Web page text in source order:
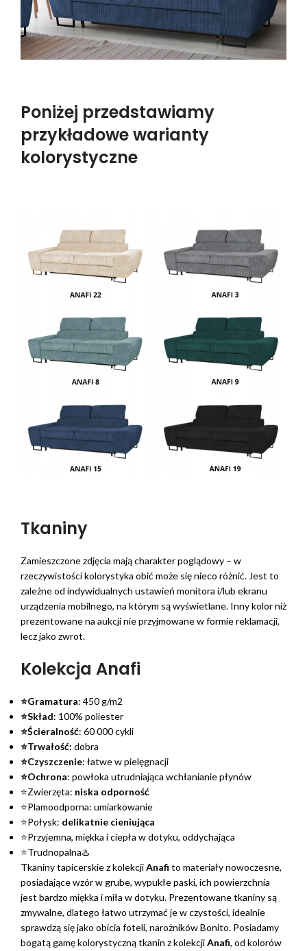
Poniżej przedstawiamy
przykładowe warianty
kolorystyczne
Tkaniny
Zamieszczone zdjęcia mają charakter poglądowy – w
rzeczywistości kolorystyka obić może się nieco różnić. Jest to
zależne od indywidualnych ustawień monitora i/lub ekranu
urządzenia mobilnego, na którym są wyświetlane. Inny kolor niż
prezentowane na aukcji nie przyjmowane w formie reklamacji,
lecz jako zwrot.
Kolekcja Anafi
⭐Gramatura: 450 g/m2
⭐Skład: 100% poliester
⭐Ścieralność: 60 000 cykli
⭐Trwałość: dobra
⭐Czyszczenie: łatwe w pielęgnacji
⭐Ochrona: powłoka utrudniająca wchłanianie płynów
⭐Zwierzęta: niska odporność
⭐Plamoodporna: umiarkowanie
⭐Połysk: delikatnie cieniująca
⭐Przyjemna, miękka i ciepła w dotyku, oddychająca
⭐Trudnopalna♨️
Tkaniny tapicerskie z kolekcjiAnafi to materiały nowoczesne,
posiadające wzór w grube, wypukłe paski, ich powierzchnia
jest bardzo miękka i miła w dotyku. Prezentowane tkaniny są
zmywalne, dlatego łatwo utrzymać je w czystości, idealnie
sprawdzą się jako obicia foteli, narożników Bonito. Posiadamy
bogatą gamę kolorystyczną tkanin z kolekcjiAnafi, od kolorów